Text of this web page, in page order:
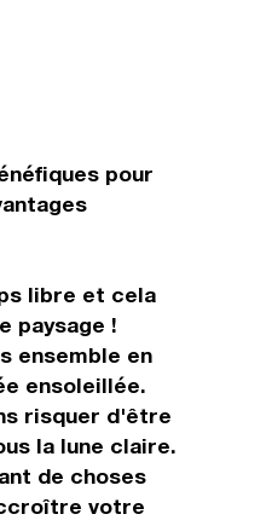
pour
libre et cela
paysage !
ensemble en
ensoleillée.
risquer d'être
la lune claire.
de choses
votre